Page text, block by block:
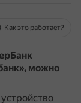
Как это работает?
можно